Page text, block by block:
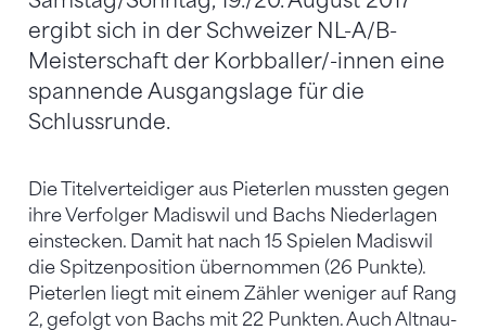
ergibt sich in der Schweizer NL-A/B-
Meisterschaft der Korbballer/-innen eine
spannende Ausgangslage für die
Schlussrunde.
Die Titelverteidiger aus Pieterlen mussten gegen
ihre Verfolger Madiswil und Bachs Niederlagen
einstecken. Damit hat nach 15 Spielen Madiswil
die Spitzenposition übernommen (26 Punkte).
Pieterlen liegt mit einem Zähler weniger auf Rang
2, gefolgt von Bachs mit 22 Punkten. Auch Altnau-